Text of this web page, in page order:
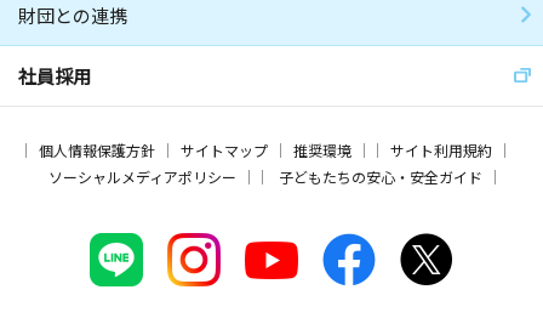
財団との連携
社員採用
個人情報保護方針 サイトマップ 推奨環境
サイト利用規約
ソーシャルメディアポリシー
子どもたちの安心・安全ガイド